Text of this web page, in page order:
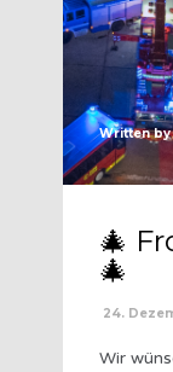
Written by
🎄
🎄
24.
Wir